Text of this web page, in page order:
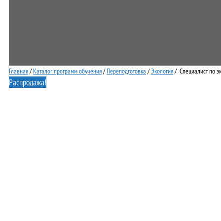
Главная/Каталог программ обучения/Переподготовка /Экология/ Специалист по
Распродажа!